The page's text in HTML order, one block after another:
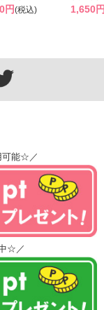
円(税込) 1,650
可能☆／
☆／